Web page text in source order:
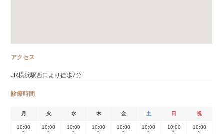
アクセス
JR横浜駅西口より徒歩7分
診療時間
月 火 水 木 金 土 日 祝
10:00
~
10:00
~
10:00
~
10:00
~
10:00
~
10:00
~
10:00
~
10:00
~